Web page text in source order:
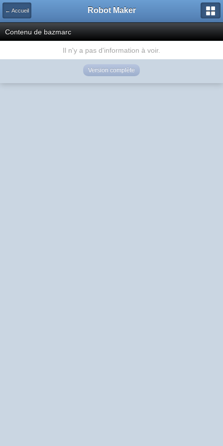
← Accueil Robot Maker
Contenu de bazmarc
Il n'y a pas d'information à voir.
Version complète